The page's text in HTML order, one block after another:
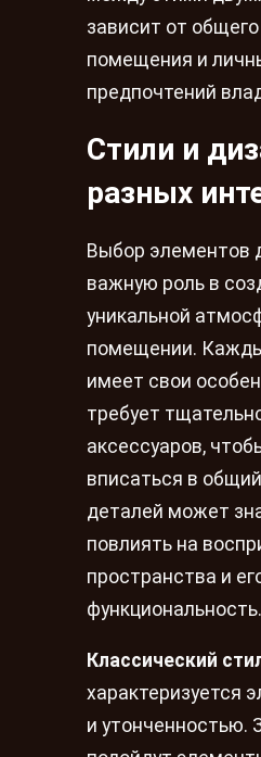
зависит от
помещения и
предпочтений
Стили и
разных
Выбор элементов
важную роль в
уникальной
помещении.
имеет свои
требует
аксессуаров,
вписаться в
деталей может
повлиять на
пространства и
функциональность.
Классический
характеризуется
и утонченностью.